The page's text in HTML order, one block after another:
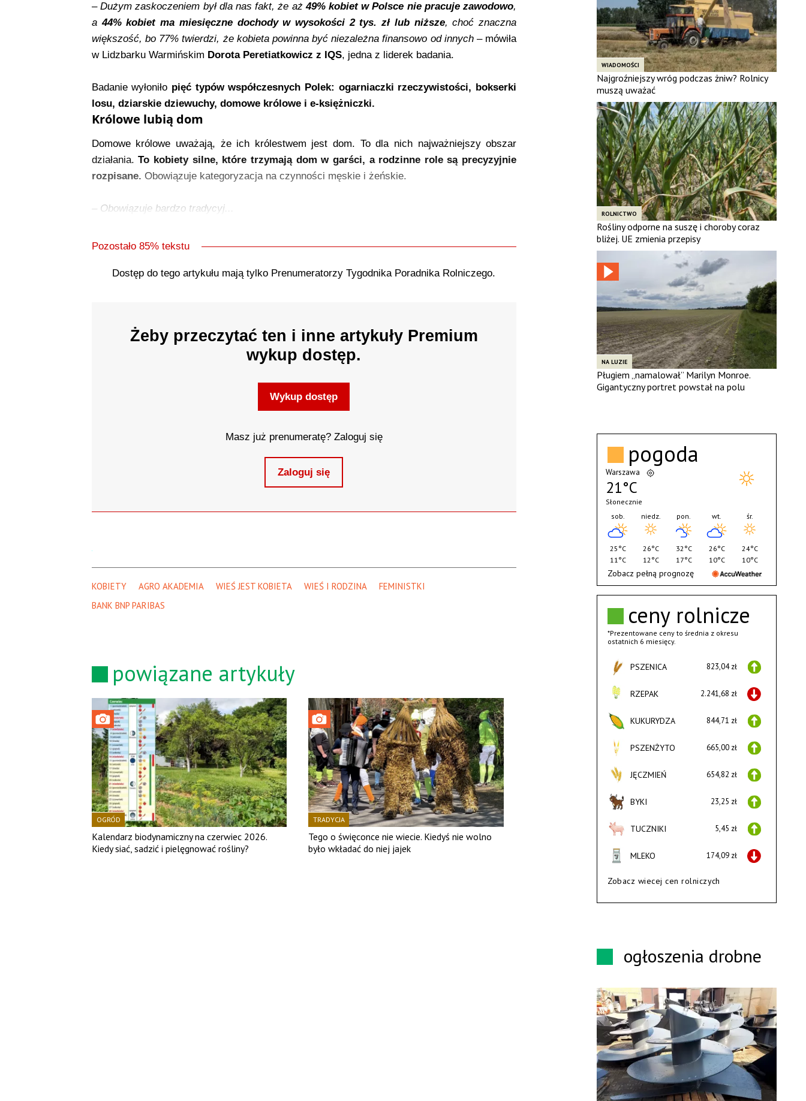
–Dużym zaskoczeniem był dla nas fakt, że aż49% kobiet w Polsce nie pracuje zawodowo,
a44% kobiet ma miesięczne dochody w wysokości 2 tys. zł lub niższe, choć znaczna
większość, bo 77% twierdzi, że kobieta powinna być niezależna finansowo od innych– mówiła
w Lidzbarku Warmińskim Dorota Peretiatkowicz z IQS, jedna z liderek badania.
Badanie wyłoniło pięć typów współczesnych Polek: ogarniaczki rzeczywistości, bokserki
losu, dziarskie dziewuchy, domowe królowe i e-księżniczki.
Królowe lubią dom
Domowe królowe uważają, że ich królestwem jest dom. To dla nich najważniejszy obszar
działania.To kobiety silne, które trzymają dom w garści, a rodzinne role są precyzyjnie
rozpisane. Obowiązuje kategoryzacja na czynności męskie i żeńskie.
– Obowiązuje bardzo tradycyj...
Pozostało 85% tekstu
Dostęp do tego artykułu mają tylko Prenumeratorzy Tygodnika Poradnika Rolniczego.
Żeby przeczytać ten i inne artykuły Premium
wykup dostęp.
Wykup dostęp
Masz już prenumeratę? Zaloguj się
Zaloguj się
KOBIETY AGRO AKADEMIA WIEŚ JEST KOBIETA WIEŚ I RODZINA
FEMINISTKI
BANK BNP PARIBAS
powiązane artykuły
OGRÓD
Kalendarz biodynamiczny na czerwiec 2026.
Kiedy siać, sadzić i pielęgnować rośliny?
TRADYCJA
Tego o święconce nie wiecie. Kiedyś nie wolno
było wkładać do niej jajek
WIADOMOŚCI
Najgroźniejszy wróg podczas żniw? Rolnicy
muszą uważać
ROLNICTWO
Rośliny odporne na suszę i choroby coraz
bliżej. UE zmienia przepisy
NA LUZIE
Pługiem „namalował” Marilyn Monroe.
Gigantyczny portret powstał na polu
ceny rolnicze
*Prezentowane ceny to średnia z okresu
ostatnich 6 miesięcy.
PSZENICA 823,04 zł
RZEPAK 2.241,68 zł
KUKURYDZA 844,71 zł
PSZENŻYTO 665,00 zł
JĘCZMIEŃ 654,82 zł
BYKI 23,25 zł
TUCZNIKI 5,45 zł
MLEKO 174,09 zł
Zobacz wiecej cen rolniczych
pogoda
Warszawa
21°C
Słonecznie
sob.
25°C
11°C
niedz.
26°C
12°C
pon.
32°C
17°C
wt.
26°C
10°C
śr.
24°C
10°C
Zobacz pełną prognozę
ogłoszenia drobne